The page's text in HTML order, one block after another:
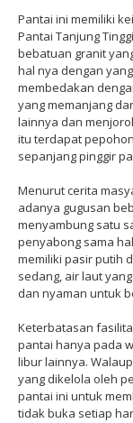
Pantai ini memiliki
Pantai Tanjung
bebatuan granit
hal nya dengan
membedakan
yang memanjang
lainnya dan
itu terdapat
sepanjang pinggir
Menurut cerita
adanya gugusan
menyambung satu
penyabong sama
memiliki pasir putih
sedang, air laut
dan nyaman untuk
Keterbatasan
pantai hanya pada
libur lainnya.
yang dikelola oleh
pantai ini untuk
tidak buka setiap